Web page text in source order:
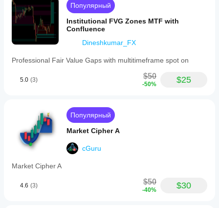
Популярный
Institutional FVG Zones MTF with
Confluence
Dineshkumar_FX
Professional Fair Value Gaps with multitimeframe spot on
5.0 (3) $50
-50% $25
Популярный
Market Cipher A
cGuru
Market Cipher A
4.6 (3) $50
-40% $30